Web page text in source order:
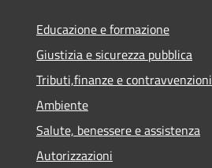
Educazione e formazione
Giustizia e sicurezza pubblica
Tributi,finanze e contravvenzioni
Ambiente
Salute, benessere e assistenza
Autorizzazioni